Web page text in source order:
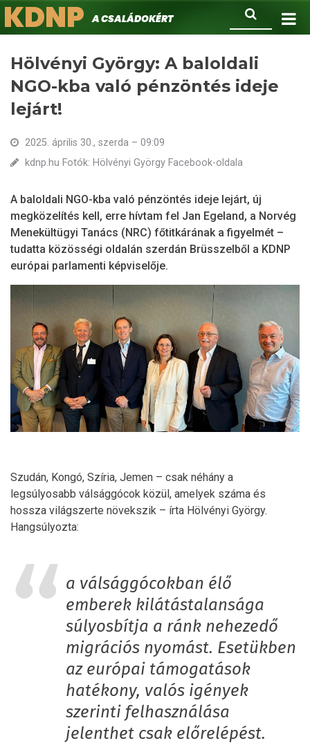
Ugrás
a
Keresés
KDNPA családokért.
Hölvényi György: A baloldali
NGO-kba való pénzöntés ideje
lejárt!
2025. április 30., szerda – 09:09
kdnp.hu Fotók: Hölvényi György Facebook-oldala
A baloldali NGO-kba való pénzöntés ideje lejárt, új
megközelítés kell, erre hívtam fel Jan Egeland, a Norvég
Menekültügyi Tanács (NRC) főtitkárának a figyelmét –
tudatta közösségi oldalán szerdán Brüsszelből a KDNP
európai parlamenti képviselője.
Szudán, Kongó, Szíria, Jemen – csak néhány a
legsúlyosabb válsággócok közül, amelyek száma és
hossza világszerte növekszik – írta Hölvényi György.
Hangsúlyozta:
a válsággócokban élő
emberek kilátástalansága
súlyosbítja a ránk nehezedő
migrációs nyomást. Esetükben
az európai támogatások
hatékony, valós igények
szerinti felhasználása
jelenthet csak előrelépést.